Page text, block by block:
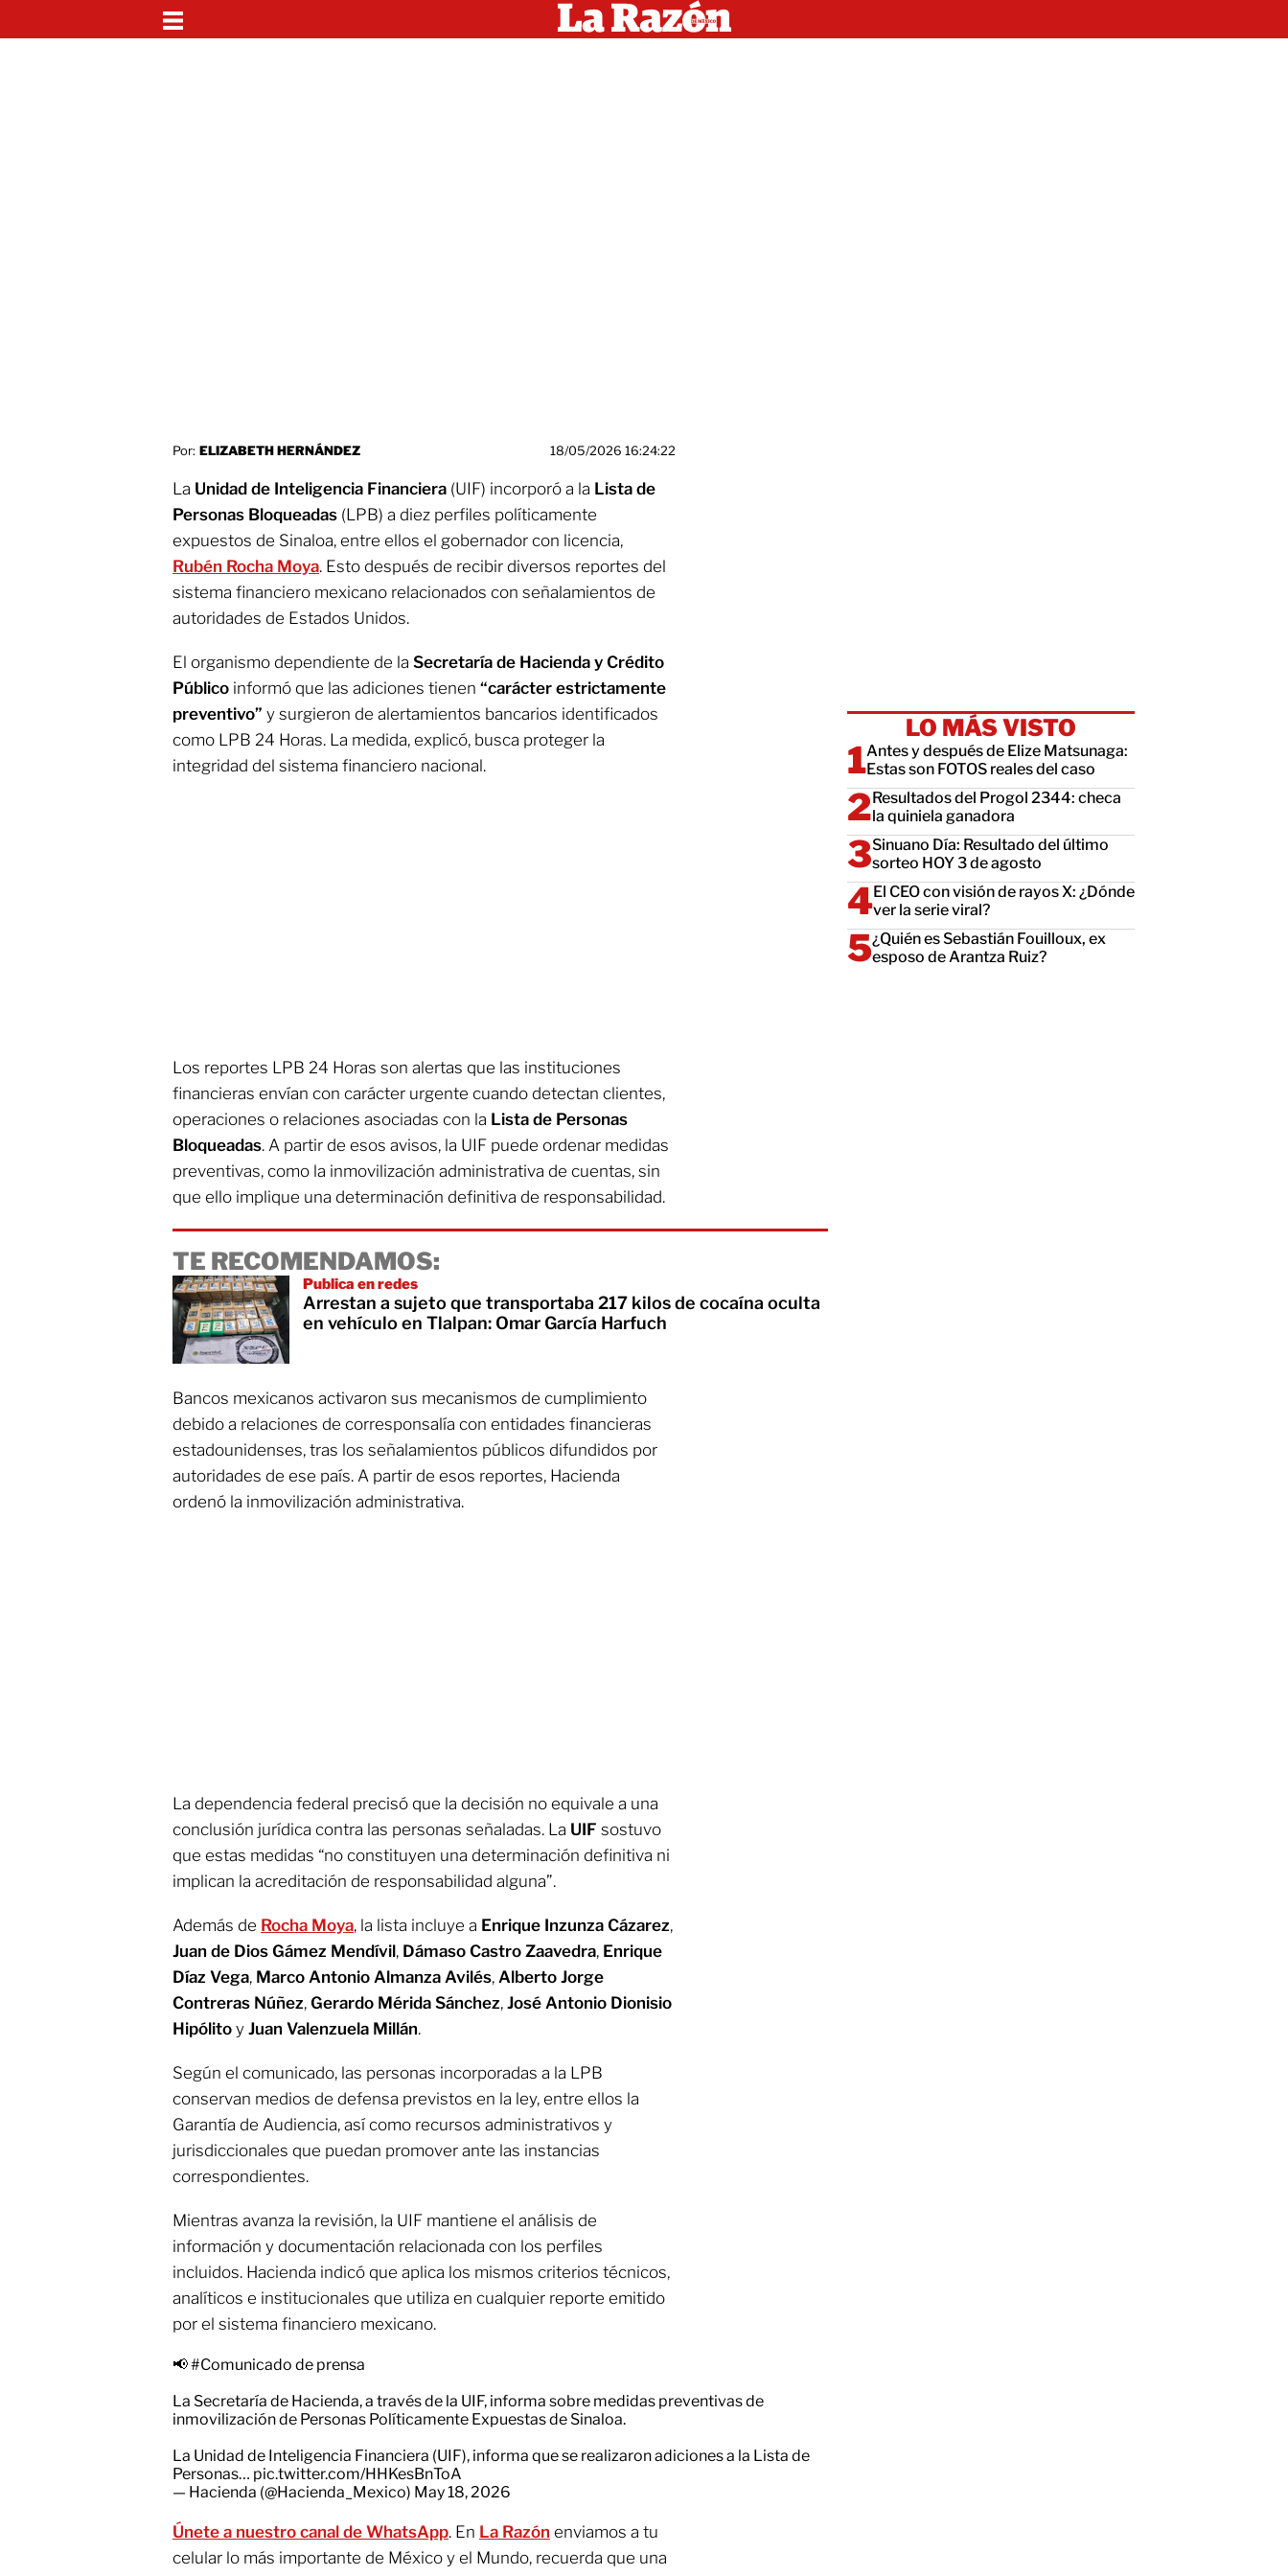
Por: ELIZABETH HERNÁNDEZ 18/05/2026 16:24:22
La Unidad de Inteligencia Financiera (UIF) incorporó a la Lista de
Personas Bloqueadas (LPB) a diez perfiles políticamente
expuestos de Sinaloa, entre ellos el gobernador con licencia,
Rubén Rocha Moya. Esto después de recibir diversos reportes del
sistema financiero mexicano relacionados con señalamientos de
autoridades de Estados Unidos.
El organismo dependiente de la Secretaría de Hacienda y Crédito
Público informó que las adiciones tienen “carácter estrictamente
preventivo” y surgieron de alertamientos bancarios identificados
como LPB 24 Horas. La medida, explicó, busca proteger la
integridad del sistema financiero nacional.
Los reportes LPB 24 Horas son alertas que las instituciones
financieras envían con carácter urgente cuando detectan clientes,
operaciones o relaciones asociadas con la Lista de Personas
Bloqueadas. A partir de esos avisos, la UIF puede ordenar medidas
preventivas, como la inmovilización administrativa de cuentas, sin
que ello implique una determinación definitiva de responsabilidad.
TE RECOMENDAMOS:
Publica en redes
Arrestan a sujeto que transportaba 217 kilos de cocaína oculta
en vehículo en Tlalpan: Omar García Harfuch
Bancos mexicanos activaron sus mecanismos de cumplimiento
debido a relaciones de corresponsalía con entidades financieras
estadounidenses, tras los señalamientos públicos difundidos por
autoridades de ese país. A partir de esos reportes, Hacienda
ordenó la inmovilización administrativa.
La dependencia federal precisó que la decisión no equivale a una
conclusión jurídica contra las personas señaladas. La UIF sostuvo
que estas medidas “no constituyen una determinación definitiva ni
implican la acreditación de responsabilidad alguna”.
Además de Rocha Moya, la lista incluye a Enrique Inzunza Cázarez,
Juan de Dios Gámez Mendívil, Dámaso Castro Zaavedra, Enrique
Díaz Vega, Marco Antonio Almanza Avilés, Alberto Jorge
Contreras Núñez, Gerardo Mérida Sánchez, José Antonio Dionisio
Hipólito y Juan Valenzuela Millán.
Según el comunicado, las personas incorporadas a la LPB
conservan medios de defensa previstos en la ley, entre ellos la
Garantía de Audiencia, así como recursos administrativos y
jurisdiccionales que puedan promover ante las instancias
correspondientes.
Mientras avanza la revisión, la UIF mantiene el análisis de
información y documentación relacionada con los perfiles
incluidos. Hacienda indicó que aplica los mismos criterios técnicos,
analíticos e institucionales que utiliza en cualquier reporte emitido
por el sistema financiero mexicano.
📢#Comunicado de prensa
La Secretaría de Hacienda, a través de la UIF, informa sobre medidas preventivas de
inmovilización de Personas Políticamente Expuestas de Sinaloa.
La Unidad de Inteligencia Financiera (UIF), informa que se realizaron adiciones a la Lista de
Personas… pic.twitter.com/HHKesBnToA
— Hacienda (@Hacienda_Mexico) May 18, 2026
Únete a nuestro canal de WhatsApp. En La Razón enviamos a tu
celular lo más importante de México y el Mundo, recuerda que una
LO MÁS VISTO
Antes y después de Elize Matsunaga:
Estas son FOTOS reales del caso
Resultados del Progol 2344: checa
la quiniela ganadora
Sinuano Día: Resultado del último
sorteo HOY 3 de agosto
El CEO con visión de rayos X: ¿Dónde
ver la serie viral?
¿Quién es Sebastián Fouilloux, ex
esposo de Arantza Ruiz?